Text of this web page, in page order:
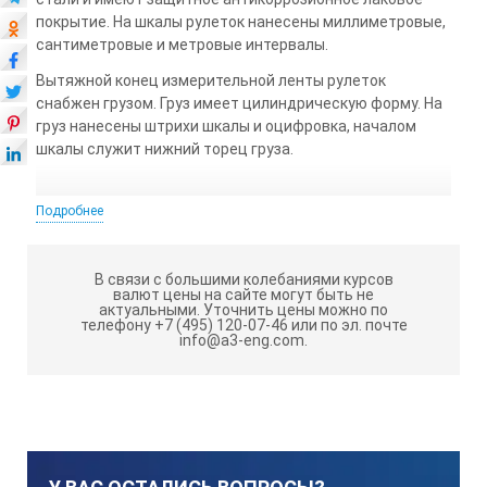
покрытие. На шкалы рулеток нанесены миллиметровые,
сантиметровые и метровые интервалы.
Вытяжной конец измерительной ленты рулеток
снабжен грузом. Груз имеет цилиндрическую форму. На
груз нанесены штрихи шкалы и оцифровка, началом
шкалы служит нижний торец груза.
Номинальная длина шкалы рулетки
Цена деления
Допускаемое отклонение сантиметрового
Подробнее
В связи с большими колебаниями курсов
валют цены на сайте могут быть не
актуальными. Уточнить цены можно по
телефону +7 (495) 120-07-46 или по эл. почте
info@a3-eng.com.